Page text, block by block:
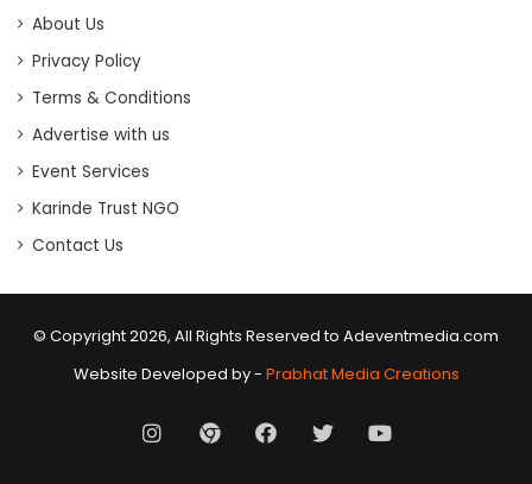
About Us
Privacy Policy
Terms & Conditions
Advertise with us
Event Services
Karinde Trust NGO
Contact Us
© Copyright 2026, All Rights Reserved to Adeventmedia.com
Website Developed by - Prabhat Media Creations
Instagram
AD
Facebook
X Youtube